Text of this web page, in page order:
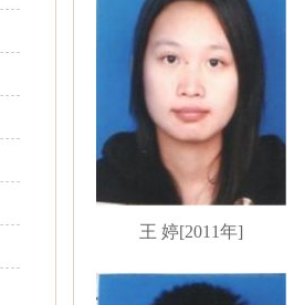
王 婷[2011年]